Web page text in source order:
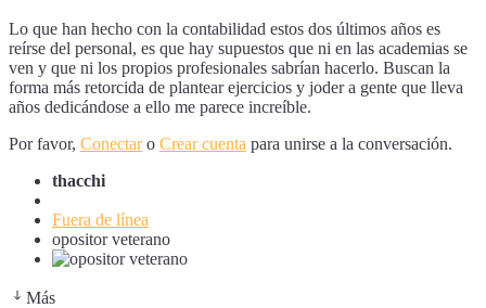
Lo que han hecho con la contabilidad estos dos últimos años es
reírse del personal, es que hay supuestos que ni en las academias se
ven y que ni los propios profesionales sabrían hacerlo. Buscan la
forma más retorcida de plantear ejercicios y joder a gente que lleva
años dedicándose a ello me parece increíble.
Por favor, Conectaro Crear cuenta para unirse a la conversación.
thacchi
Fuera de línea
opositor veterano
Más